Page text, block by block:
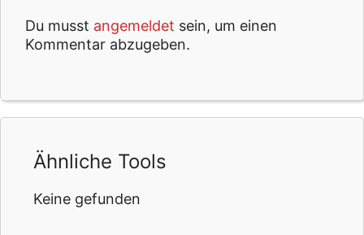
Du musst angemeldet sein, um einen
Kommentar abzugeben.
Ähnliche Tools
Keine gefunden